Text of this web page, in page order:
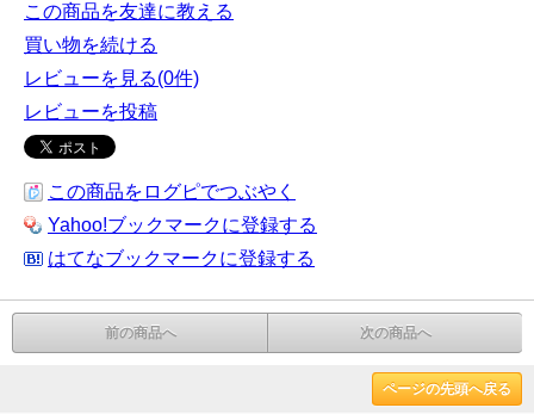
この商品を友達に教える
買い物を続ける
レビューを見る(0件)
レビューを投稿
この商品をログピでつぶやく
Yahoo!ブックマークに登録する
はてなブックマークに登録する
前の商品へ 次の商品へ
ページの先頭へ戻る